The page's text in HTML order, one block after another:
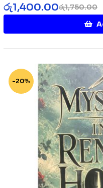
රු1,750.00
රු1,400.00
-20%